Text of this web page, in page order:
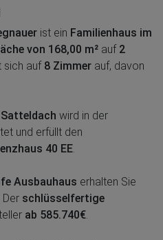
ist ein Familienhaus im
von 168,00 m² auf 2
sich auf 8 Zimmer auf, davon
Satteldach wird in der
und erfüllt den
40 EE
Ausbauhaus erhalten Sie
Der schlüsselfertige
ab 585.740€